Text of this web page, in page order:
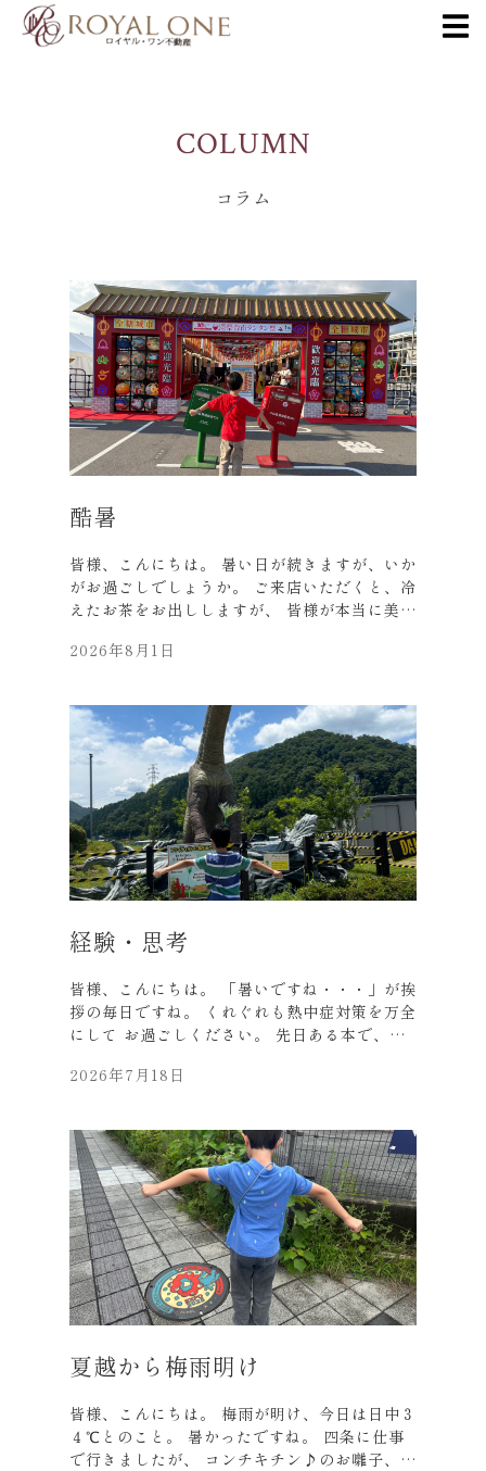
COLUMN
コラム
酷暑
皆様、こんにちは。 暑い日が続きますが、いか
がお過ごしでしょうか。 ご来店いただくと、冷
えたお茶をお出ししますが、 皆様が本当に美味
はマストですね。 先日、従業員が下鴨神社の
とても、冷たい水との事。 出店もたくさん出て
いて、 楽しい時間を過ごしたそうです。 最近
は市内各地でお祭り・夜店も多いですね。 こち
らは大阪で、 台湾の出店が出ているイベントで
す。 ボリュームのある唐揚げや タピオカが美
味しかったです。 ランタンもカラフルで綺麗で
した。 「コナンTV放送30周年記念」展にも行
きました。 老若男女問わず、たくさんの来場で
した。 ３０年～すごいですね。 映画は、ほぼ
毎年観てますね。 新一と蘭のアクリルスタンド
が、 事務所の応接に加わりました。 最後はお
客様に頂いた 「ハワイ・レナーズのマラサダ」
う、、、。 ふわふわでモチモチの食感！！！
美味しかったです。 それでは、体調管理が難し
い時期ですが、 皆様ご自愛くださいませ。 お
近くにお越しの際は、 是非是非お立ち寄りくだ
さい。
2026年8月1日
経験・思考
皆様、こんにちは。 「暑いですね・・・」が挨
拶の毎日ですね。 くれぐれも熱中症対策を万全
にして お過ごしください。 先日ある本で、
れる」 という言葉を目にしました。 思考が経
環が、 人間の成長の原動力になるそうです。
成功や失敗、 人との出会いがその人の成長に繋
がる・・・。 私は失敗ばかりの毎日ですが、
少し慰められました(笑)。 本日もお取引先の方
に、 お客様をご紹介頂き、 新しい出会いがあ
りました。 感謝、感謝の連続です。 ありがと
うございました。 それでは、皆様、水分補給な
ど励行されて、 元気にお過ごしください。
（以下、アレコレ、雑多に写真UPします。）
事務所のサボテンに花が咲きました。 珍しい現
象とのことです。 先日の綺麗な夕焼け・・・
先日の祇園祭、蟷螂山（とうろうやま） 上に大
イス・・・。
2026年7月18日
夏越から梅雨明け
皆様、こんにちは。 梅雨が明け、今日は日中３
４℃とのこと。 暑かったですね。 四条に仕事
で行きましたが、 コンチキチン♪のお囃子、